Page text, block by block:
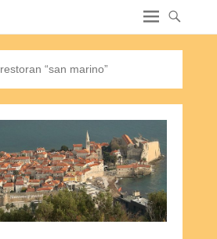
restoran “san marino”